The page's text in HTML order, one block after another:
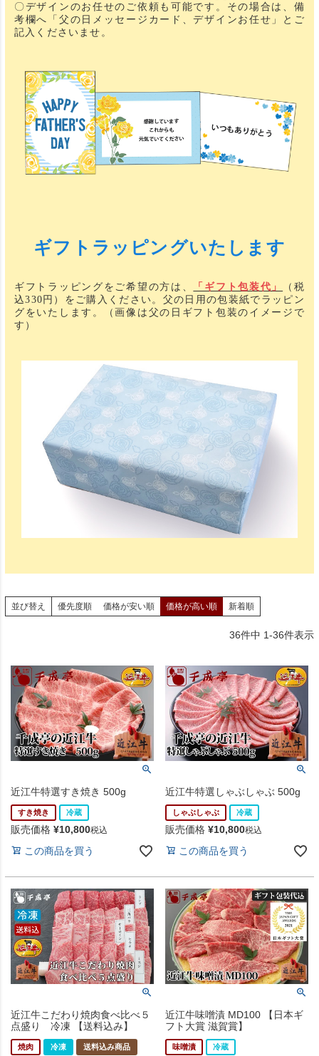
〇デザインのお任せのご依頼も可能です。その場合は、備
考欄へ「父の日メッセージカード、デザインお任せ」とご
記入くださいませ。
ギフトラッピングいたします
ギフトラッピングをご希望の方は、 「ギフト包装代」
（税
込330円）をご購入ください。父の日用の包装紙でラッピン
グをいたします。（画像は父の日ギフト包装のイメージで
す）
並び替え 優先度順 価格が安い順 価格が高い順 新着順
36件中 1-36件表示
近江牛特選すき焼き 500g
すき焼き 冷蔵
販売価格 ¥10,800税込
この商品を買う
近江牛特選しゃぶしゃぶ 500g
しゃぶしゃぶ 冷蔵
販売価格 ¥10,800税込
この商品を買う
近江牛こだわり焼肉食べ比べ５
点盛り 冷凍 【送料込み】
焼肉 冷凍 送料込み商品
近江牛味噌漬 MD100 【日本ギ
フト大賞 滋賀賞】
味噌漬 冷蔵